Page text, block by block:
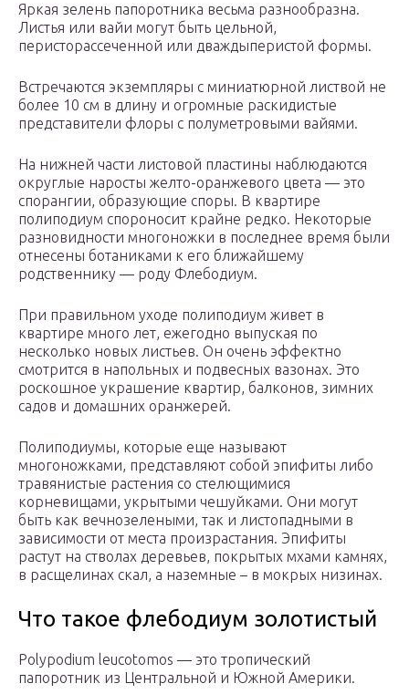
Яркая зелень папоротника весьма разнообразна.
Листья или вайи могут быть цельной,
перисторассеченной или дваждыперистой формы.
Встречаются экземпляры с миниатюрной листвой не
более 10 см в длину и огромные раскидистые
представители флоры с полуметровыми вайями.
На нижней части листовой пластины наблюдаются
округлые наросты желто-оранжевого цвета — это
спорангии, образующие споры. В квартире
полиподиум спороносит крайне редко. Некоторые
разновидности многоножки в последнее время были
отнесены ботаниками к его ближайшему
родственнику — роду Флебодиум.
При правильном уходе полиподиум живет в
квартире много лет, ежегодно выпуская по
несколько новых листьев. Он очень эффектно
смотрится в напольных и подвесных вазонах. Это
роскошное украшение квартир, балконов, зимних
садов и домашних оранжерей.
Полиподиумы, которые еще называют
многоножками, представляют собой эпифиты либо
травянистые растения со стелющимися
корневищами, укрытыми чешуйками. Они могут
быть как вечнозелеными, так и листопадными в
зависимости от места произрастания. Эпифиты
растут на стволах деревьев, покрытых мхами камнях,
в расщелинах скал, а наземные – в мокрых низинах.
Что такое флебодиум золотистый
Polypodium leucotomos — это тропический
папоротник из Центральной и Южной Америки.